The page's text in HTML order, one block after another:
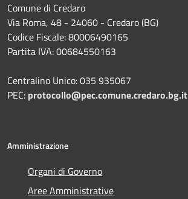
Comune di Credaro
Via Roma, 48 - 24060 - Credaro (BG)
Codice Fiscale: 80006490165
Partita IVA: 00684550163
Centralino Unico: 035 935067
PEC: protocollo@pec.comune.credaro.bg.it
Amministrazione
Organi di Governo
Aree Amministrative